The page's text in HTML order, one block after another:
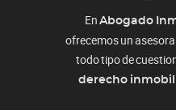
En Abogado
ofrecemos un
todo tipo de
derecho